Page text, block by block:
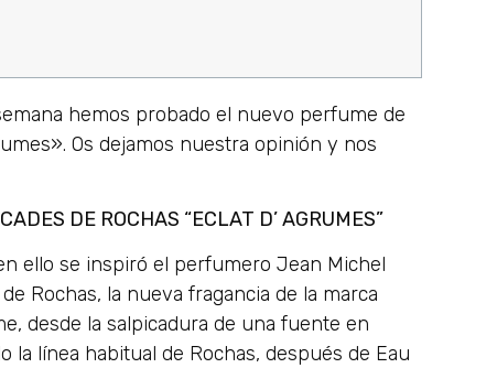
hemos probado el nuevo perfume de
Os dejamos nuestra opinión y nos
DE ROCHAS “ECLAT D’ AGRUMES”
ello se inspiró el perfumero Jean Michel
Rochas, la nueva fragancia de la marca
desde la salpicadura de una fuente en
la línea habitual de Rochas, después de Eau